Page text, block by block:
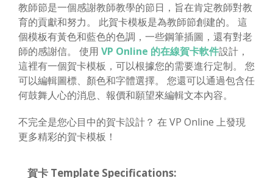
教師節是一個感謝教師教學的節日，旨在肯定教師對教
育的貢獻和努力。 此賀卡模板是為教師節創建的。 這
個模板有黃色和藍色的色調，一些鋼筆插圖，還有對老
師的感謝信。 使用 VP Online 的在線賀卡軟件設計，
這裡有一個賀卡模板，可以根據您的需要進行定制。 您
可以編輯圖標、顏色和字體選擇。 您還可以通過包含任
何鼓舞人心的消息、報價和願望來編輯文本內容。
不完全是您心目中的賀卡設計？ 在 VP Online 上發現
更多精彩的賀卡模板！
賀卡 Template Specifications: